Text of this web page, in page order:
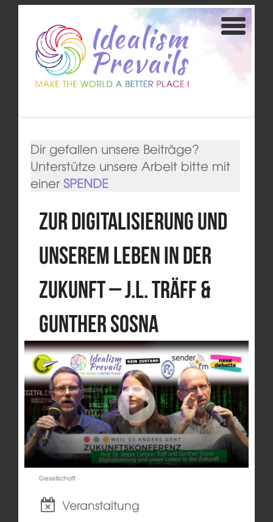
Dir gefallen unsere Beiträge?
Unterstütze unsere Arbeit bitte mit
einer SPENDE
Zur Digitalisierung und
unserem Leben in der
Zukunft – J.L. Träff &
Gunther Sosna
Gesellschaft
Veranstaltung